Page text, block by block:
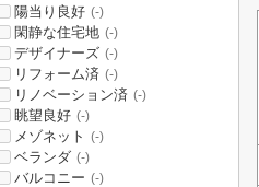
陽当り良好 (-)
閑静な住宅地 (-)
デザイナーズ (-)
リフォーム済 (-)
リノベーション済 (-)
眺望良好 (-)
メゾネット (-)
ベランダ (-)
バルコニー (-)